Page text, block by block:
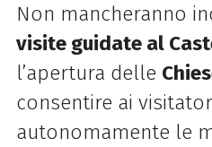
Non mancheranno
visite guidate al
l’apertura delle
consentire ai
autonomamente le